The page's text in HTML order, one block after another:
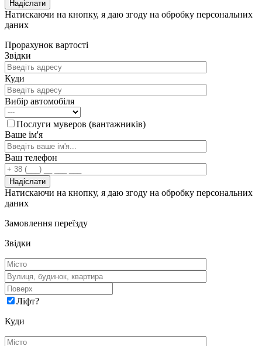
Натискаючи на кнопку, я даю згоду на обробку персональних
даних
Прорахунок вартості
Звідки
Куди
Вибір автомобіля
Послуги муверов (вантажників)
Ваше ім'я
Ваш телефон
Натискаючи на кнопку, я даю згоду на обробку персональних
даних
Замовлення переїзду
Звідки
Ліфт?
Куди